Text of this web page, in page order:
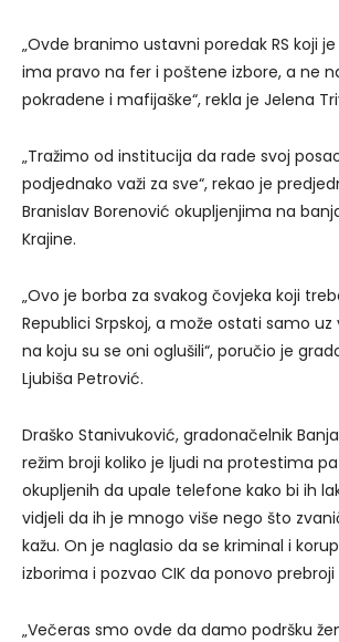
„Ovde branimo ustavni poredak RS koji
ima pravo na fer i poštene izbore, a ne
pokradene i mafijaške“, rekla je Jelena
„Tražimo od institucija da rade svoj
podjednako važi za sve“, rekao je
Branislav Borenović okupljenjima na
Krajine.
„Ovo je borba za svakog čovjeka koji
Republici Srpskoj, a može ostati samo
na koju su se oni oglušili“, poručio je
Ljubiša Petrović.
Draško Stanivuković, gradonačelnik
režim broji koliko je ljudi na protestima
okupljenih da upale telefone kako bi ih
vidjeli da ih je mnogo više nego što
kažu. On je naglasio da se kriminal i
izborima i pozvao CIK da ponovo prebroji
„Večeras smo ovde da damo podršku